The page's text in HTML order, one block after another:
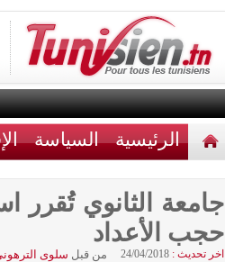
الرئيسية السياسة
اتصل بنا
جامعة الثانوي تُقرر
حجب الأعداد
اخر تحديث : 24/04/2018 من قبل سلوى